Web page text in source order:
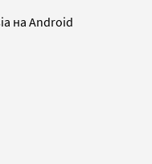
на Android